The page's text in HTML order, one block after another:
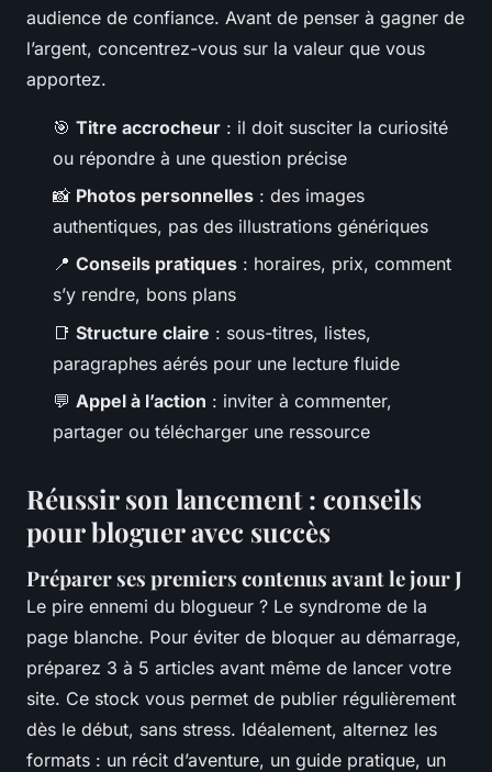
audience de confiance. Avant de penser à gagner de
l’argent, concentrez-vous sur la valeur que vous
apportez.
🎯 Titre accrocheur : il doit susciter la curiosité
ou répondre à une question précise
📸 Photos personnelles : des images
authentiques, pas des illustrations génériques
📍 Conseils pratiques : horaires, prix, comment
s’y rendre, bons plans
📑 Structure claire : sous-titres, listes,
paragraphes aérés pour une lecture fluide
💬 Appel à l’action : inviter à commenter,
partager ou télécharger une ressource
Réussir son lancement : conseils
pour bloguer avec succès
Préparer ses premiers contenus avant le jour J
Le pire ennemi du blogueur ? Le syndrome de la
page blanche. Pour éviter de bloquer au démarrage,
préparez 3 à 5 articles avant même de lancer votre
site. Ce stock vous permet de publier régulièrement
dès le début, sans stress. Idéalement, alternez les
formats : un récit d’aventure, un guide pratique, un